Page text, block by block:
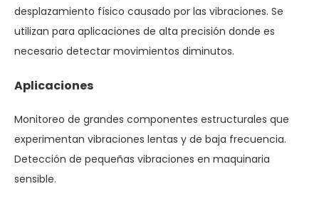
desplazamiento físico causado por las vibraciones. Se
utilizan para aplicaciones de alta precisión donde es
necesario detectar movimientos diminutos.
Aplicaciones
Monitoreo de grandes componentes estructurales que
experimentan vibraciones lentas y de baja frecuencia.
Detección de pequeñas vibraciones en maquinaria
sensible.